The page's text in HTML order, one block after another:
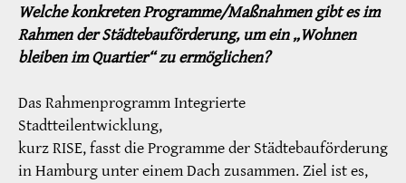
Welche konkreten Programme/Maßnahmen gibt es im
Rahmen der Städtebauförderung, um ein „Wohnen
bleiben im Quartier“ zu ermöglichen?
Das Rahmenprogramm Integrierte
Stadtteilentwicklung,
kurz RISE, fasst die Programme der Städtebauförderung
in Hamburg unter einem Dach zusammen. Ziel ist es,